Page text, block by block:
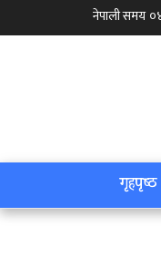
गृहपृष्‍ठ